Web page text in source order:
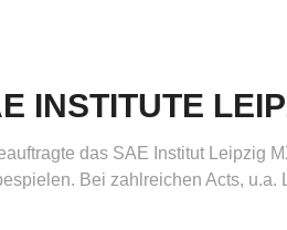
INSTITUTE
das SAE Institut Leipzig
Bei zahlreichen Acts,